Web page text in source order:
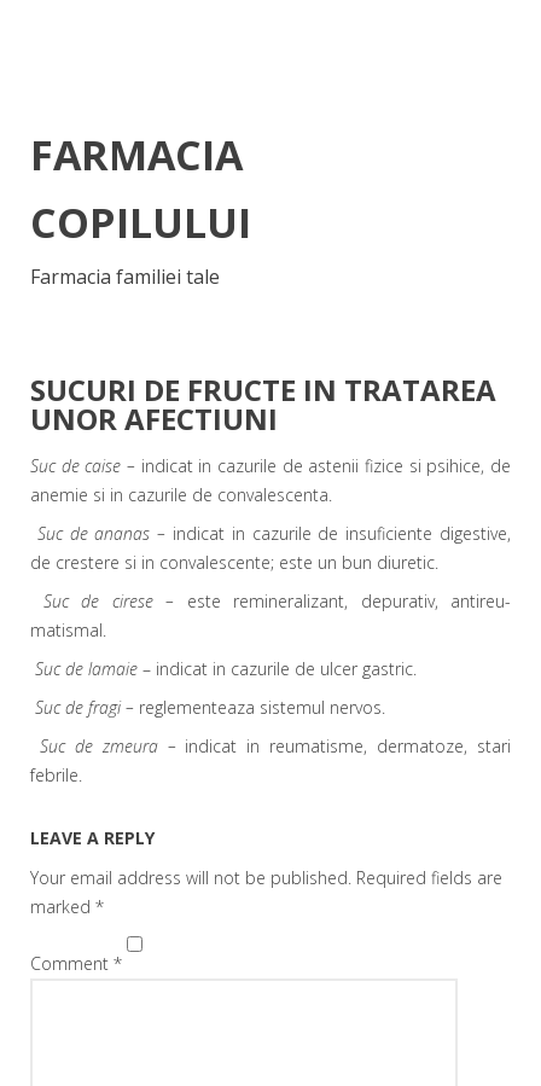
FARMACIA
COPILULUI
Farmacia familiei tale
SUCURI DE FRUCTE IN TRATAREA
UNOR AFECTIUNI
Suc de caise – indicat in cazurile de astenii fizice si psi­hice, de
anemie si in cazurile de convalescenta.
Suc de ananas – indicat in cazurile de insuficiente diges­tive,
de crestere si in convalescente; este un bun diuretic.
Suc de cirese– este remineralizant, depurativ, antireu-
matismal.
Suc de lamaie – indicat in cazurile de ulcer gastric.
Suc de fragi – reglementeaza sistemul nervos.
Suc de zmeura – indicat in reumatisme, dermatoze, stari
febrile.
LEAVE A REPLY
Your email address will not be published. Required fields are
marked *
Comment *